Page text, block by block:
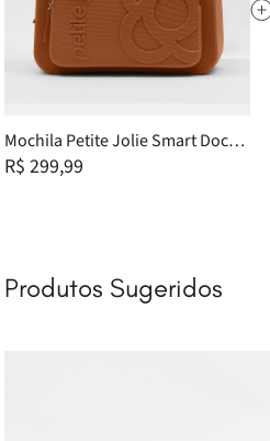
Mochila Petite Jolie Smart Doce
De Leite PJ11053
R$ 299,99
Produtos Sugeridos